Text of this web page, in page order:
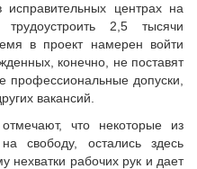
центрах на
трудоустроить 2,5 тысячи
в проект намерен войти
конечно, не поставят
профессиональные допуски,
вакансий.
что некоторые из
свободу, остались здесь
нехватки рабочих рук и дает